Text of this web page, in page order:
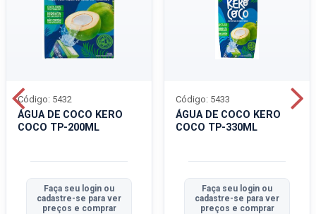
ÁGUA DE COCO KERO
COCO TP-200ML
Código: 5432
Faça seu login ou
cadastre-se para ver
preços e comprar
ÁGUA DE COCO KERO
COCO TP-330ML
Código: 5433
Faça seu login ou
cadastre-se para ver
preços e comprar